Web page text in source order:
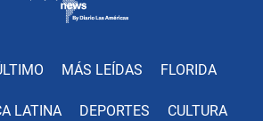
MÁS LEÍDAS FLORIDA
LATINA DEPORTES CULTURA